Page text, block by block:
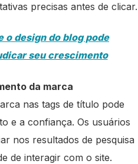
precisas antes de clicar.
o design do blog pode
seu crescimento
da marca
nas tags de título pode
e a confiança. Os usuários
nos resultados de pesquisa
de interagir com o site.